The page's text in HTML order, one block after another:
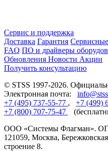
Сервис и поддержка
Доставка Гарантия
FAQ ПО и драйверы
Обновления Новости Акции
Получить консультацию
© STSS 1997-2026.
Электронная почта:
+7 (495) 737-55-77 , +7 (499)
+7 (800) 707-75-47
ООО «Системы Флагман».
121059, Москва,
строение 8.